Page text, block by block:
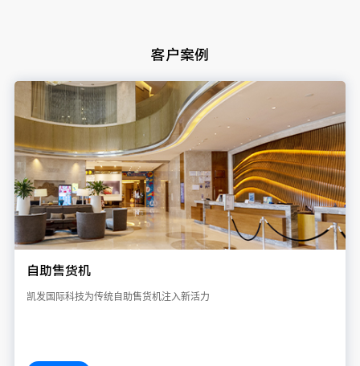
客户案例
自助售货机
凯发国际科技为传统自助售货机注入新活力